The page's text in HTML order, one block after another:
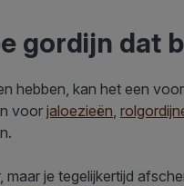
gordijn dat
hebben, kan het een
voor jaloezieën
maar je tegelijkertijd